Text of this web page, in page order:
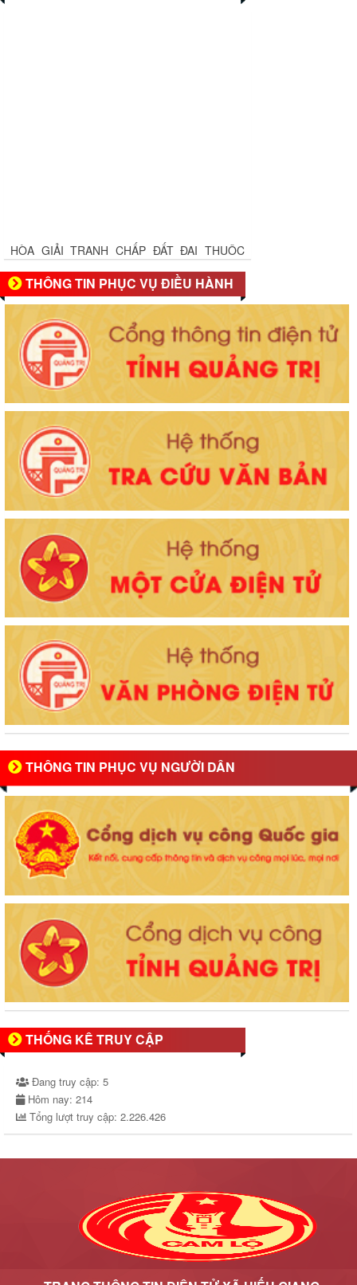
HÒA GIẢI TRANH CHẤP ĐẤT ĐAI THUỘC
THẨM QUYỀN CỦA CHỦ TỊCH UBND CẤP XÃ
THÔNG TIN PHỤC VỤ ĐIỀU HÀNH
THÔNG TIN PHỤC VỤ NGƯỜI DÂN
THỐNG KÊ TRUY CẬP
Đang truy cập: 5
Hôm nay: 214
Tổng lượt truy cập: 2.226.426